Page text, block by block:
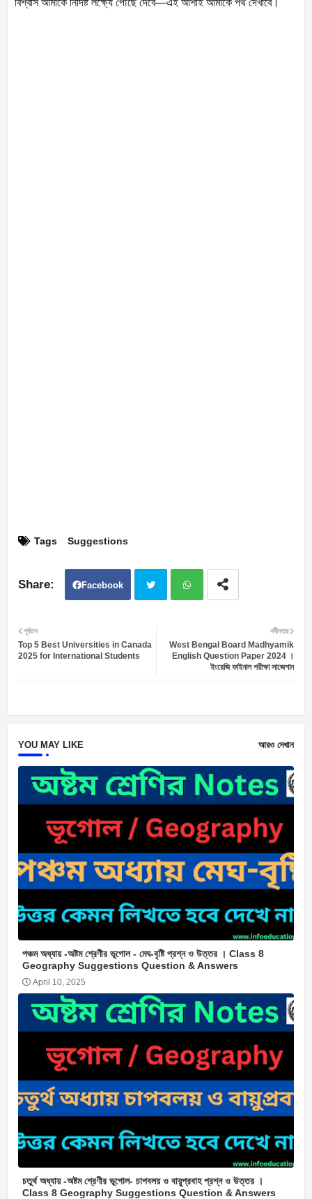
বিশ্বাস আমাকে নির্দিষ্ট লক্ষ্যে পৌঁছে দেবে—এই আশাই আমাকে পথ দেখাবে।
Tags Suggestions
Facebook
ter atsa
নবীনতর
West Bengal Board Madhyamik
English Question Paper 2024 ।
ইংরেজি ফাইনাল পরীক্ষা সাজেশান
পূর্বতন
Top 5 Best Universities in Canada
2025 for International Students
YOU MAY LIKE আরও দেখান
পঞ্চম অধ্যায় -অষ্টম শ্রেণীর ভূগোল - মেঘ-বৃষ্টি প্রশ্ন ও উত্তর । Class 8
Geography Suggestions Question & Answers
April 10, 2025
চতুর্থ অধ্যায় -অষ্টম শ্রেণীর ভূগোল- চাপবলয় ও বায়ুপ্রবাহ প্রশ্ন ও উত্তর ।
Class 8 Geography Suggestions Question & Answers